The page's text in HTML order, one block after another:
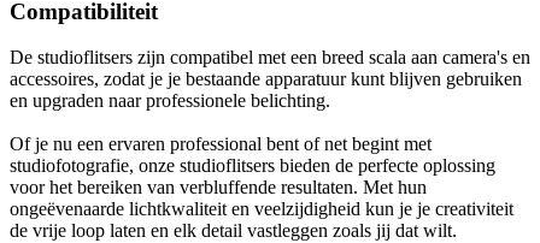
Compatibiliteit
De studioflitsers zijn compatibel met een breed scala aan camera's en
accessoires, zodat je je bestaande apparatuur kunt blijven gebruiken
en upgraden naar professionele belichting.
Of je nu een ervaren professional bent of net begint met
studiofotografie, onze studioflitsers bieden de perfecte oplossing
voor het bereiken van verbluffende resultaten. Met hun
ongeëvenaarde lichtkwaliteit en veelzijdigheid kun je je creativiteit
de vrije loop laten en elk detail vastleggen zoals jij dat wilt.